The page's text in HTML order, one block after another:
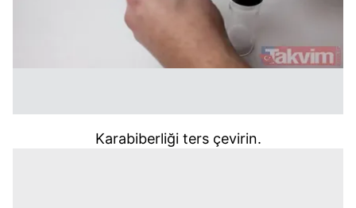
Karabiberliği ters çevirin.